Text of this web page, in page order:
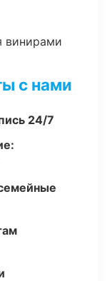
винирами
с нами
24/7